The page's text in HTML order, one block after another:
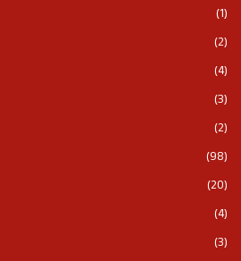
(1)
(2)
(4)
(3)
(2)
(98)
(20)
(4)
(3)